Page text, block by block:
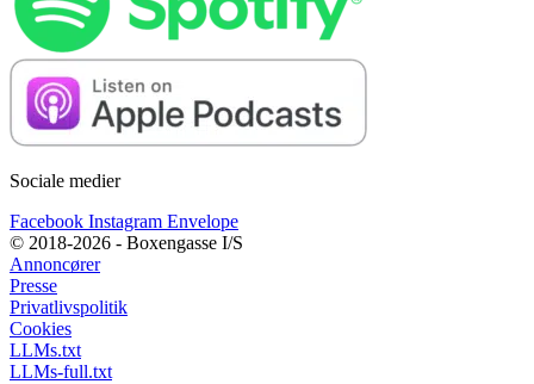
Sociale medier
Facebook Instagram Envelope
© 2018-2026 - Boxengasse I/S
Annoncører
Presse
Privatlivspolitik
Cookies
LLMs.txt
LLMs-full.txt